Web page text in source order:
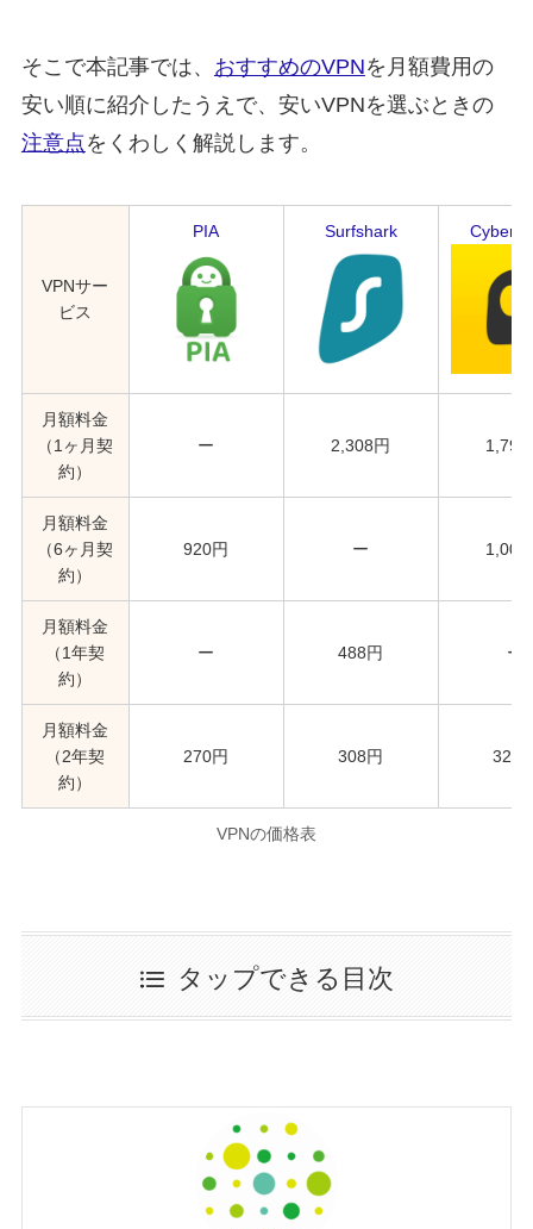
そこで本記事では、 おすすめのVPNを月額費用の
安い順に紹介したうえで、安いVPNを選ぶときの
注意点をくわしく解説します。
VPNサー
ビス
PIA Surfshark
月額料金
（1ヶ月契
約）
ー 2,308円 1,790
月額料金
（6ヶ月契
約）
920円 ー 1,000
月額料金
（1年契
約）
ー 488円 ー
月額料金
（2年契
約）
270円 308円 320
VPNの価格表
タップできる目次